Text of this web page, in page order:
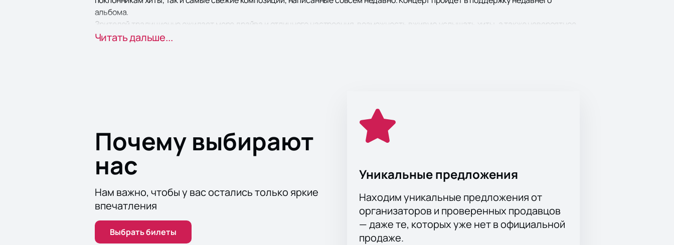
альбома.
Зрителей традиционно ожидает море драйва и отличного настроения, возможность вживую услышать хиты, а также невероятное
шоу.
Читать дальше...
Почему выбирают
нас
Нам важно, чтобы у вас остались только яркие
впечатления
Выбрать билеты
Уникальные предложения
Находим уникальные предложения от
организаторов и проверенных продавцов
— даже те, которых уже нет в официальной
продаже.